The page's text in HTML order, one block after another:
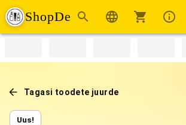
ShopDe
Tagasi toodete juurde
Uus!